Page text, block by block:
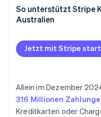
4. Vergleich und
5. Auswahl eines
PCI-DSS-Konformität
Kenntnis der Gebühren
Transaktionsgebühren
Compliance mit dem
Aufsichtsrechtliche
Technische und
Wettbewerbsumfeld
So unterstützt Stripe
Australien
Jetzt mit Stripe
Allein im Dezember
316 Millionen
Kreditkarten oder